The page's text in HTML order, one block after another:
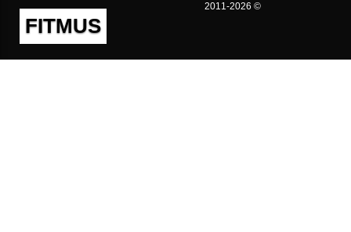
FITMUS
2011-2026 ©